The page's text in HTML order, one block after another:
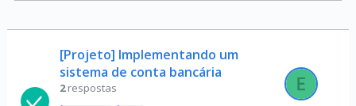
[Projeto] Implementando um
sistema de conta bancária
2 respostas